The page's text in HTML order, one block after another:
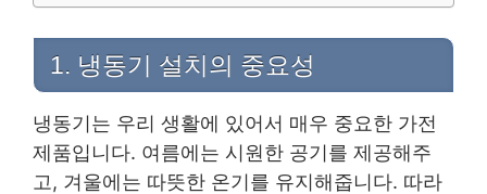
1. 냉동기 설치의 중요성
냉동기는 우리 생활에 있어서 매우 중요한 가전
제품입니다. 여름에는 시원한 공기를 제공해주
고, 겨울에는 따뜻한 온기를 유지해줍니다. 따라